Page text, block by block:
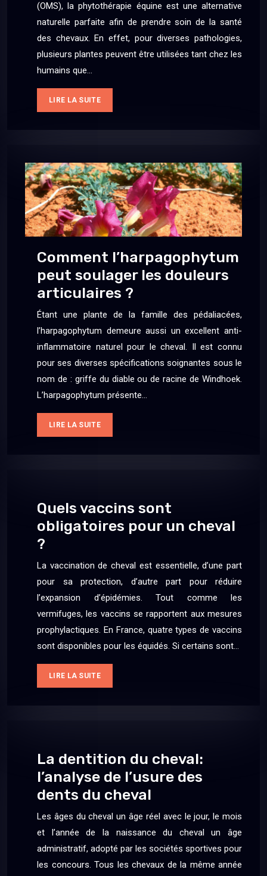
(OMS), la phytothérapie équine est une alternative
naturelle parfaite afin de prendre soin de la santé
des chevaux. En effet, pour diverses pathologies,
plusieurs plantes peuvent être utilisées tant chez les
humains que…
LIRE LA SUITE
Comment l’harpagophytum
peut soulager les douleurs
articulaires ?
Étant une plante de la famille des pédaliacées,
l’harpagophytum demeure aussi un excellent anti-
inflammatoire naturel pour le cheval. Il est connu
pour ses diverses spécifications soignantes sous le
nom de : griffe du diable ou de racine de Windhoek.
L’harpagophytum présente…
LIRE LA SUITE
Quels vaccins sont
obligatoires pour un cheval
?
La vaccination de cheval est essentielle, d’une part
pour sa protection, d’autre part pour réduire
l’expansion d’épidémies. Tout comme les
vermifuges, les vaccins se rapportent aux mesures
prophylactiques. En France, quatre types de vaccins
sont disponibles pour les équidés. Si certains sont…
LIRE LA SUITE
La dentition du cheval:
l’analyse de l’usure des
dents du cheval
Les âges du cheval un âge réel avec le jour, le mois
et l’année de la naissance du cheval un âge
administratif, adopté par les sociétés sportives pour
les concours. Tous les chevaux de la même année